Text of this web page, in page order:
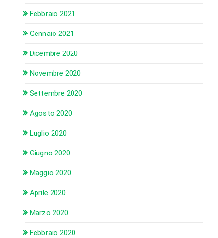
Febbraio 2021
Gennaio 2021
Dicembre 2020
Novembre 2020
Settembre 2020
Agosto 2020
Luglio 2020
Giugno 2020
Maggio 2020
Aprile 2020
Marzo 2020
Febbraio 2020